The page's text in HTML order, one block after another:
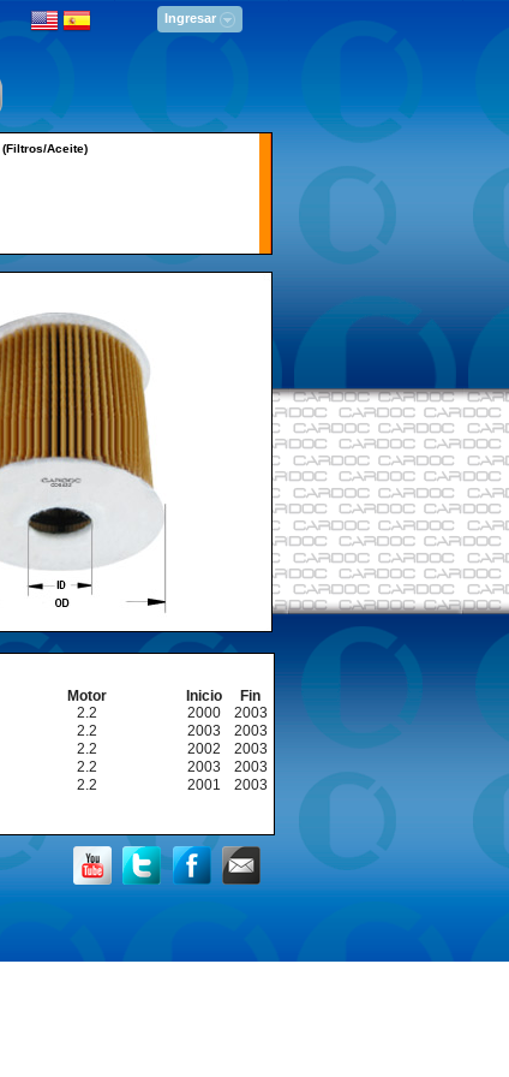
Ingresar
(Filtros/Aceite)
Motor Inicio
Fin
2.2 2000
2003
2.2 2003
2003
2.2 2002
2003
2.2 2003
2003
2.2 2001 2003